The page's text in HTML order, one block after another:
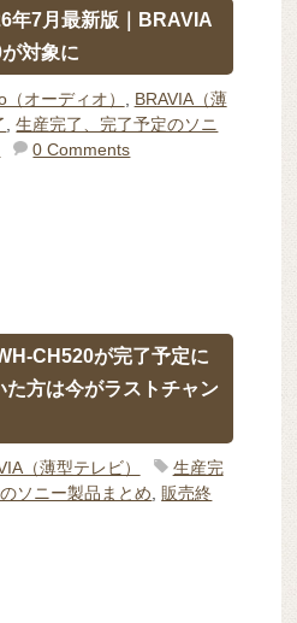
年7月最新版｜BRAVIA
対象に
（オーディオ）
BRAVIA（薄
,生産完了、完了予定のソニ
0 Comments
CH520が完了予定に
た方は今がラストチャン
（薄型テレビ）
生産完
ソニー製品まとめ
販売終